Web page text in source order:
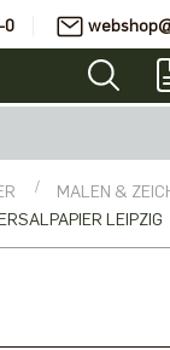
0
MALEN &
LEIPZIG